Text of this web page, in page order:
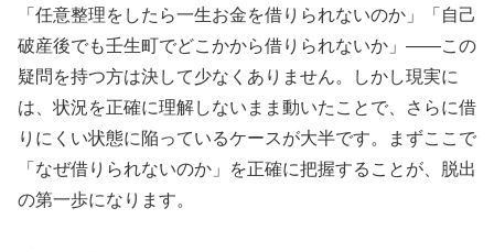
「任意整理をしたら一生お金を借りられないのか」「自己
破産後でも壬生町でどこかから借りられないか」——この
疑問を持つ方は決して少なくありません。しかし現実に
は、状況を正確に理解しないまま動いたことで、さらに借
りにくい状態に陥っているケースが大半です。まずここで
「なぜ借りられないのか」を正確に把握することが、脱出
の第一歩になります。